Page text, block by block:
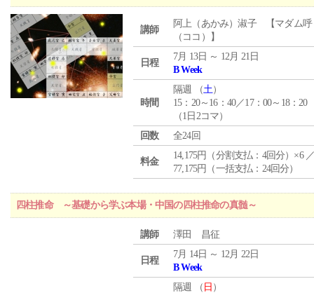
講師
阿上（あかみ）淑子 【マダム呼
（ココ）】
日程
7月 13日 ～ 12月 21日
B Week
時間
隔週 （土）
15：20～16：40／17：00～18：20
（1日2コマ）
回数
全24回
料金
14,175円（分割支払：4回分）×6
77,175円（一括支払：24回分）
四柱推命 ～基礎から学ぶ本場・中国の四柱推命の真髄～
講師 澤田 昌征
日程
7月 14日 ～ 12月 22日
B Week
隔週 （ 日 ）